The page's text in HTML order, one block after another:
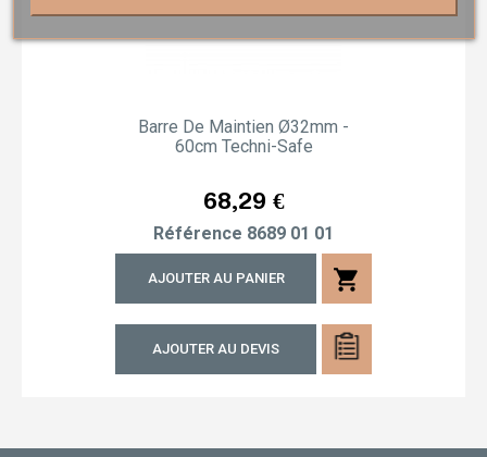
Barre De Maintien Ø32mm -
60cm Techni-Safe
Prix
68,29 €
Référence 8689 01 01
AJOUTER AU PANIER shopping_cart
AJOUTER AU DEVIS